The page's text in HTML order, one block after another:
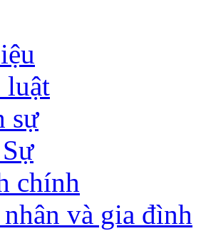
luật
sự
chính
và gia đình